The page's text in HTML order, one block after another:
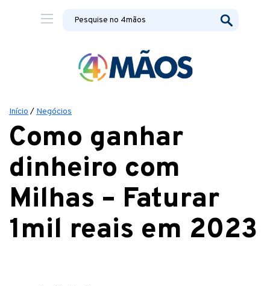
Início / Negócios
Como ganhar
dinheiro com
Milhas – Faturar
1mil reais em 2023